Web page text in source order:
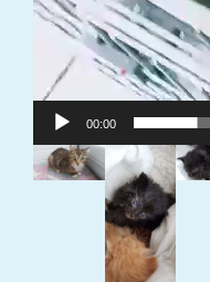
00:00